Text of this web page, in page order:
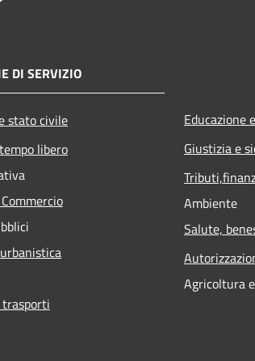
DI SERVIZIO
stato civile
libero
Educazione
Giustizia e
Ambiente
Salute,
Agricoltura